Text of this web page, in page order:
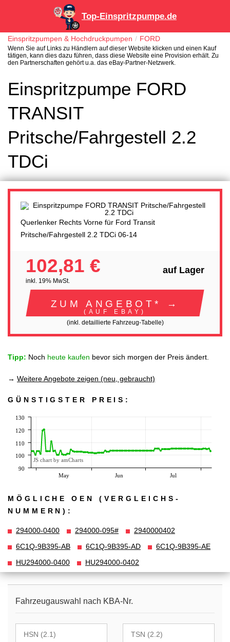
Top-Einspritzpumpe.de
Einspritzpumpen & Hochdruckpumpen FORD
Wenn Sie auf Links zu Händlern auf dieser Website klicken und einen Kauf
tätigen, kann dies dazu führen, dass diese Website eine Provision erhält. Zu
den Partnerschaften gehört u.a. das eBay-Partner-Netzwerk.
Einspritzpumpe FORD
TRANSIT
Pritsche/Fahrgestell 2.2
TDCi
Querlenker Rechts Vorne für Ford Transit
Pritsche/Fahrgestell 2.2 TDCi 06-14
102,81 €
inkl. 19% MwSt.
auf Lager
ZUM ANGEBOT* →
(AUF EBAY)
(inkl. detaillierte Fahrzeug-Tabelle)
Tipp: Noch heute kaufen bevor sich morgen der Preis ändert.
→ Weitere Angebote zeigen (neu, gebraucht)
GÜNSTIGSTER PREIS:
May Jun Jul
90
100
110
120
130
JS chart by amCharts
MÖGLICHE OEN (VERGLEICHS­
NUMMERN):
294000-0400 294000-095#
2940000402
6C1Q-9B395-AB
6C1Q-9B395-AD
6C1Q-9B395-AE
HU294000-0400
HU294000-0402
Fahrzeugauswahl nach KBA-Nr.